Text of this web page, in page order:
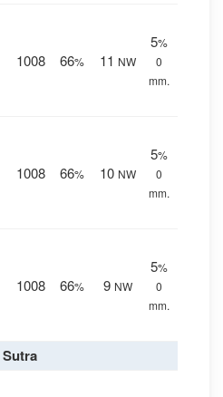
1008 66% 11 NW
5%
0
mm.
1008 66% 10 NW
5%
0
mm.
1008 66% 9 NW
5%
0
mm.
Sutra